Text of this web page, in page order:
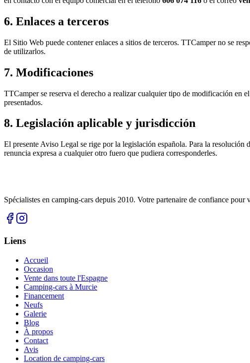
6. Enlaces a terceros
El Sitio Web puede contener enlaces a sitios de terceros. TTCamperno se
de utilizarlos.
7. Modificaciones
TTCamperse reserva el derecho a realizar cualquier tipo de modificación en
presentados.
8. Legislación aplicable y jurisdicción
El presente Aviso Legal se rige por la legislación española. Para la
renuncia expresa a cualquier otro fuero que pudiera corresponderles.
Spécialistes en camping-cars depuis 2010. Votre partenaire de confiance pour
Liens
Accueil
Occasion
Vente dans toute l'Espagne
Camping-cars à Murcie
Financement
Neufs
Galerie
Blog
À propos
Contact
Avis
Location de camping-cars